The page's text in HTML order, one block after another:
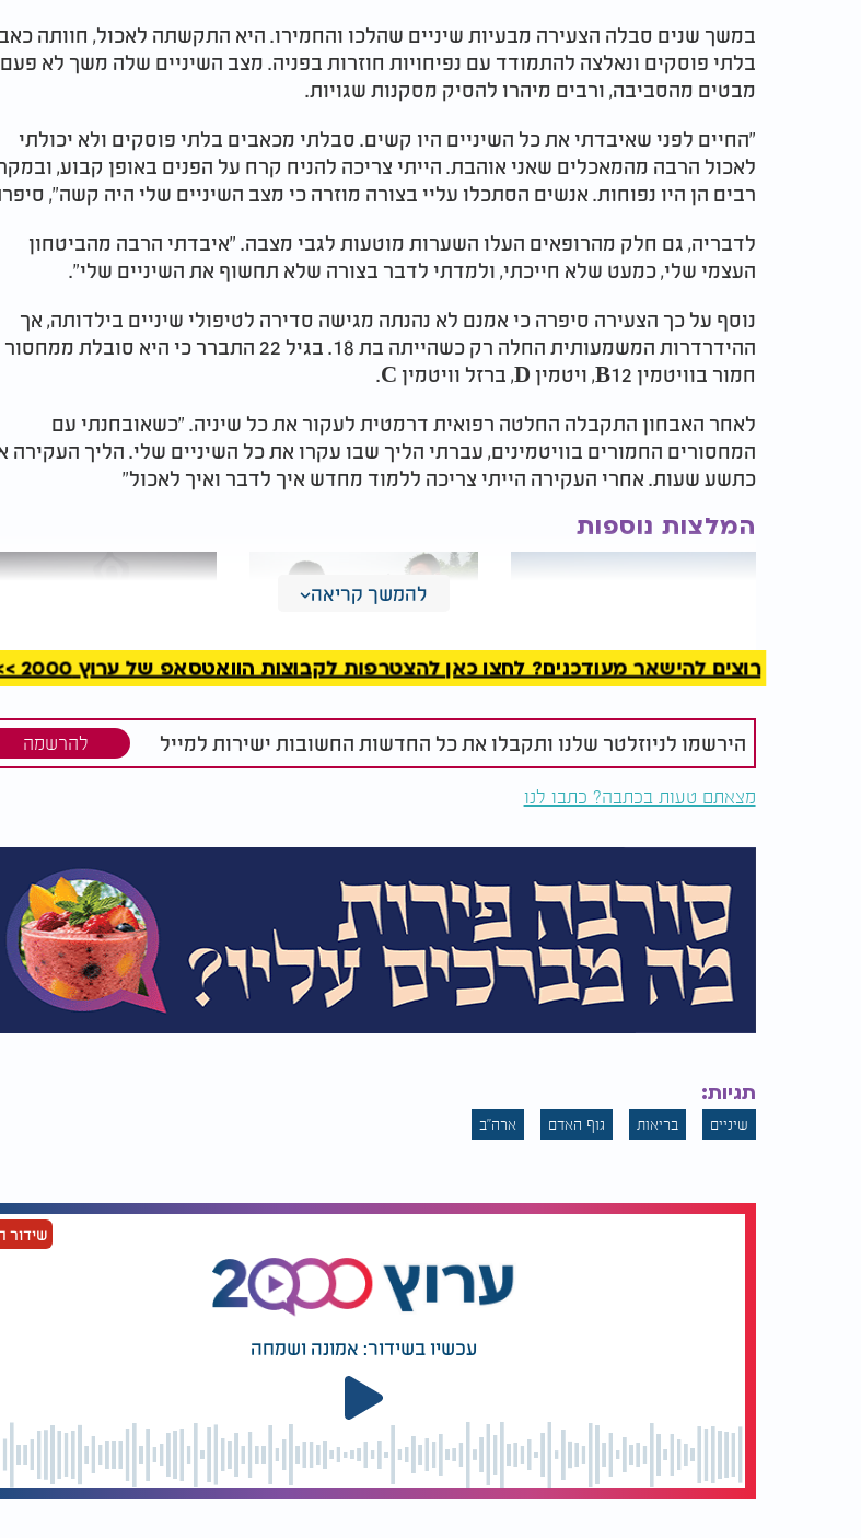
במשך שנים סבלה הצעירה מבעיות שיניים שהלכו והחמירו. היא התקשתה לאכול, חוותה
בלתי פוסקים ונאלצה להתמודד עם נפיחויות חוזרות בפניה. מצב השיניים שלה משך לא פעם
מבטים מהסביבה, ורבים מיהרו להסיק מסקנות שגויות.
"החיים לפני שאיבדתי את כל השיניים היו קשים. סבלתי מכאבים בלתי פוסקים ולא יכולתי
לאכול הרבה מהמאכלים שאני אוהבת. הייתי צריכה להניח קרח על הפנים באופן קבוע,
רבים הן היו נפוחות. אנשים הסתכלו עליי בצורה מוזרה כי מצב השיניים שלי היה קשה",
לדבריה, גם חלק מהרופאים העלו השערות מוטעות לגבי מצבה. "איבדתי הרבה מהביטחון
העצמי שלי, כמעט שלא חייכתי, ולמדתי לדבר בצורה שלא תחשוף את השיניים שלי".
נוסף על כך הצעירה סיפרה כי אמנם לא נהנתה מגישה סדירה לטיפולי שיניים בילדותה, אך
ההידרדרות המשמעותית החלה רק כשהייתה בת 18. בגיל 22 התברר כי היא סובלת ממחסור
חמור בוויטמין B12, ויטמין D, ברזל וויטמין C.
לאחר האבחון התקבלה החלטה רפואית דרמטית לעקור את כל שיניה. "כשאובחנתי עם
המחסורים החמורים בוויטמינים, עברתי הליך שבו עקרו את כל השיניים שלי. הליך העקירה
כתשע שעות. אחרי העקירה הייתי צריכה ללמוד מחדש איך לדבר ואיך לאכול"
המלצות נוספות
"יצאנו לבדוק": כיצד
החרדים חוסכים מיליארדי
שקלים למדינה?
רגעי האימה: רעידת
אדמה עוצמתית באזור
סין
מדהים: יצרו חנוכיה
אנושית מופלאה
גם שלב זה לא עבר בקלות. סט התותבות הראשון שקיבלה לא התאים למבנה פיה והותיר אותה
מתוסכלת. "כשנתנו לי את התותבות הגדולות, נשברתי. חשבתי שלעולם לא אוכל באמת לחייך
שוב. זה היה קשה מאוד עבורי. נאלצו להכין עבורי זוג נוסף של תותבות זמניות, שאותן הרכבתי
במשך כשמונה חודשים, ורק לאחר מכן קיבלתי את התותבות הקבועות".
כיום, לאחר תהליך שיקום ממושך, היא מספרת כי הצליחה להחזיר לעצמה את הביטחון
הביטחון העצמי".
למרות השינוי, לא פעם היא נתקלת בתגובות פוגעניות ברשתות החברתיות. "היו אנשים שכתבו
הסיפור של הצעירה מארה"ב מזכיר עד כמה גוף האדם הוא מערכת מופלאה ומדויקת. הקדוש
ברוך הוא ברא את האדם בחכמה עצומה, כאשר לכל ויטמין, מינרל ורכיב תזונתי יש תפקיד
בשמירה על בריאות הגוף. כאשר הגוף אינו מקבל את מה שהוא זקוק לו, עלולות להיות לכך
השלכות משמעותיות ולעיתים אף קשות. זוהי תזכורת לאחריות המוטלת על כל אחד מאיתנו
התנאים הנחוצים לו כדי לתפקד כראוי.
ואם כך הדבר לגבי הגוף הגשמי, על אחת כמה וכמה לגבי הנשמה. כשם שהגוף זקוק למזון כדי
להתקיים ולשגשג, כך גם הנשמה זקוקה למזון רוחני. תורה, תפילה, מצוות ומעשים טובים הם
שמחזקים אותה ומעניקים לה חיות ומשמעות. כשם שלא נזניח את צורכי הגוף, כך ראוי שלא
נשכח את צורכי הנשמה, שהרי בריאותו האמיתית של האדם מורכבת משילוב של גוף בריא
להמשך קריאה
רוצים להישאר מעודכנים? לחצו כאן להצטרפות לקבוצות הוואטסאפ של ערוץ 2000 >>>
הירשמו לניוזלטר שלנו ותקבלו את כל החדשות החשובות ישירות למייל להרשמה
מצאתם טעות בכתבה? כתבו לנו
תגיות:
שיניים בריאות גוף האדם ארה"ב
שידור
עכשיו בשידור: אמונה ושמחה